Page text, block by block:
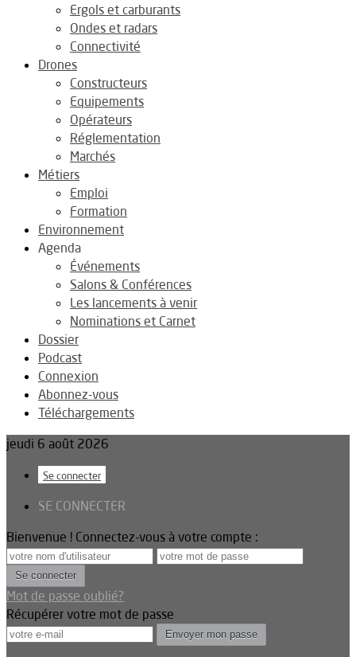
Ergols et carburants
Ondes et radars
Connectivité
Drones
Constructeurs
Equipements
Opérateurs
Réglementation
Marchés
Métiers
Emploi
Formation
Environnement
Agenda
Événements
Salons & Conférences
Les lancements à venir
Nominations et Carnet
Dossier
Podcast
Connexion
Abonnez-vous
Téléchargements
jeudi 6 août 2026
Se connecter
SE CONNECTER
Bienvenue ! Connectez-vous à votre compte :
Mot de passe oublié?
Récupérer votre mot de passe